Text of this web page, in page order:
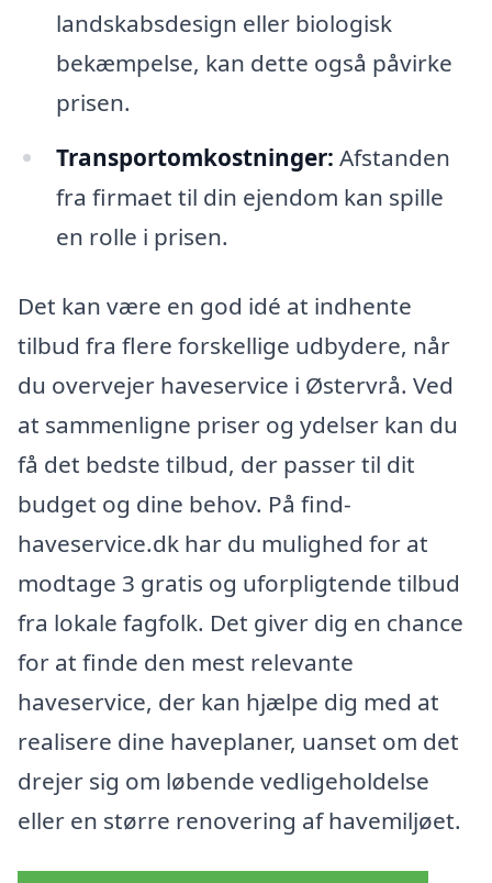
landskabsdesign eller biologisk
bekæmpelse, kan dette også påvirke
prisen.
Transportomkostninger: Afstanden
fra firmaet til din ejendom kan spille
en rolle i prisen.
Det kan være en god idé at indhente
tilbud fra flere forskellige udbydere, når
du overvejer haveservice i Østervrå. Ved
at sammenligne priser og ydelser kan du
få det bedste tilbud, der passer til dit
budget og dine behov. På find-
haveservice.dk har du mulighed for at
modtage 3 gratis og uforpligtende tilbud
fra lokale fagfolk. Det giver dig en chance
for at finde den mest relevante
haveservice, der kan hjælpe dig med at
realisere dine haveplaner, uanset om det
drejer sig om løbende vedligeholdelse
eller en større renovering af havemiljøet.